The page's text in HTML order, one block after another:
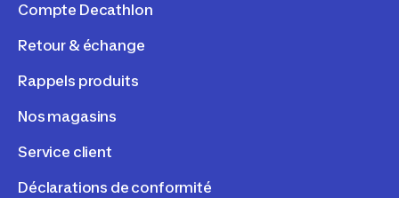
Compte Decathlon
Retour & échange
Rappels produits
Nos magasins
Service client
Déclarations de conformité